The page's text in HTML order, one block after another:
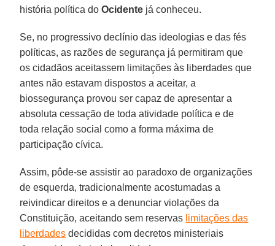
história política doOcidente já conheceu.
Se, no progressivo declínio das ideologias e das fés
políticas, as razões de segurança já permitiram que
os cidadãos aceitassem limitações às liberdades que
antes não estavam dispostos a aceitar, a
biossegurança provou ser capaz de apresentar a
absoluta cessação de toda atividade política e de
toda relação social como a forma máxima de
participação cívica.
Assim, pôde-se assistir ao paradoxo de organizações
de esquerda, tradicionalmente acostumadas a
reivindicar direitos e a denunciar violações da
Constituição, aceitando sem reservas limitações das
liberdades decididas com decretos ministeriais